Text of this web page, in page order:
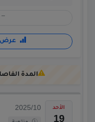
عرض
المدة
الأحد 2025/10